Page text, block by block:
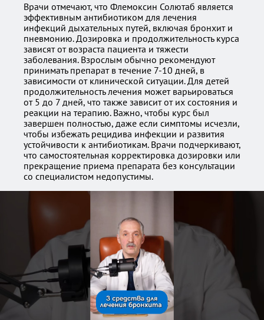
Врачи отмечают, что Флемоксин Солютаб является
эффективным антибиотиком для лечения
инфекций дыхательных путей, включая бронхит и
пневмонию. Дозировка и продолжительность курса
зависят от возраста пациента и тяжести
заболевания. Взрослым обычно рекомендуют
принимать препарат в течение 7-10 дней, в
зависимости от клинической ситуации. Для детей
продолжительность лечения может варьироваться
от 5 до 7 дней, что также зависит от их состояния и
реакции на терапию. Важно, чтобы курс был
завершен полностью, даже если симптомы исчезли,
чтобы избежать рецидива инфекции и развития
устойчивости к антибиотикам. Врачи подчеркивают,
что самостоятельная корректировка дозировки или
прекращение приема препарата без консультации
со специалистом недопустимы.